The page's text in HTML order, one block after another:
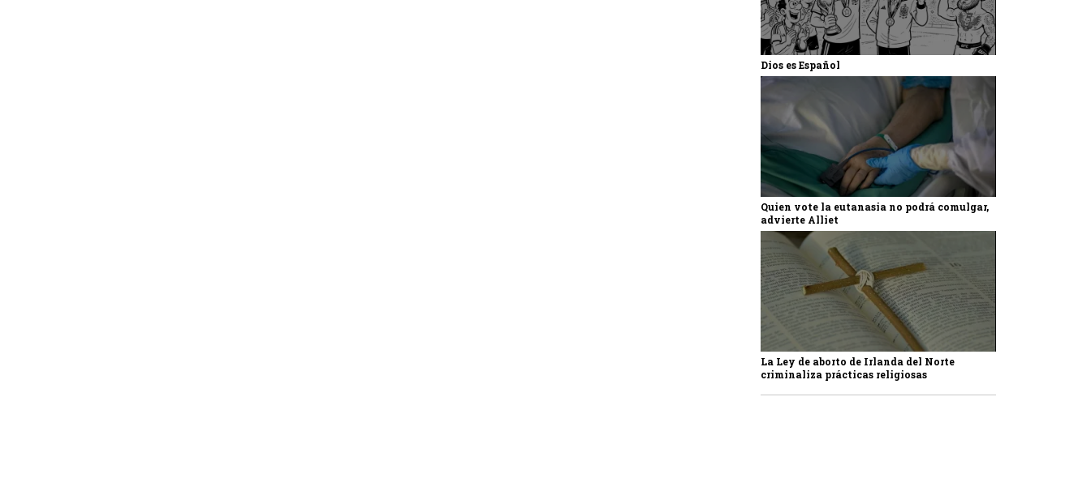
Dios es Español
Quien vote la eutanasia no podrá comulgar,
advierte Alliet
La Ley de aborto de Irlanda del Norte
criminaliza prácticas religiosas